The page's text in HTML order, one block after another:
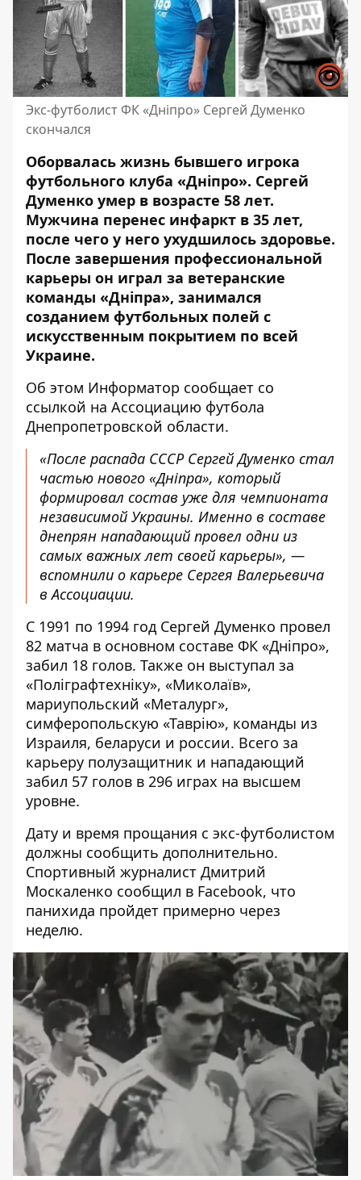
Экс-футболист ФК «Дніпро» Сергей Думенко
скончался
Оборвалась жизнь бывшего игрока
футбольного клуба «Дніпро». Сергей
Думенко умер в возрасте 58 лет.
Мужчина перенес инфаркт в 35 лет,
после чего у него ухудшилось здоровье.
После завершения профессиональной
карьеры он играл за ветеранские
команды «Дніпра», занимался
созданием футбольных полей с
искусственным покрытием по всей
Украине.
Об этом Информатор сообщает со
ссылкой на Ассоциацию футбола
Днепропетровской области.
«После распада СССР Сергей Думенко стал
частью нового «Дніпра», который
формировал состав уже для чемпионата
независимой Украины. Именно в составе
днепрян нападающий провел одни из
самых важных лет своей карьеры», —
вспомнили о карьере Сергея Валерьевича
в Ассоциации.
С 1991 по 1994 год Сергей Думенко провел
82 матча в основном составе ФК «Дніпро»,
забил 18 голов. Также он выступал за
«Поліграфтехніку», «Миколаїв»,
мариупольский «Металург»,
симферопольскую «Таврію», команды из
Израиля, беларуси и россии. Всего за
карьеру полузащитник и нападающий
забил 57 голов в 296 играх на высшем
уровне.
Дату и время прощания с экс-футболистом
должны сообщить дополнительно.
Спортивный журналист Дмитрий
Москаленко сообщил в Facebook, что
панихида пройдет примерно через
неделю.